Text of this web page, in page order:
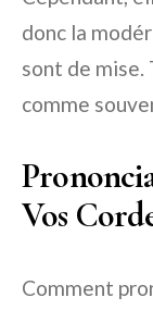
donc la
sont de mise.
comme
Vos
Comment